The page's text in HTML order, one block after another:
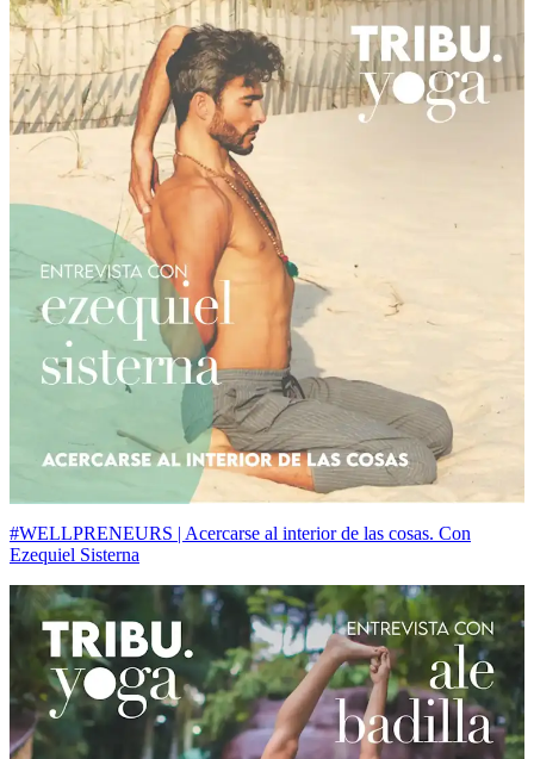
#WELLPRENEURS | Acercarse al interior de las cosas. Con
Ezequiel Sisterna